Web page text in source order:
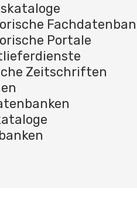
Portale
Zeitschriften